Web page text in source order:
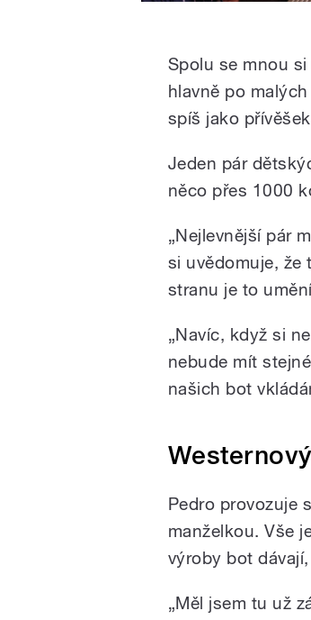
Spolu se mnou
hlavně po
spíš jako
Jeden pár
něco přes 1000
„Nejlevnější pár
si uvědomuje, že
stranu je to
„Navíc, když si
nebude mít
našich bot
Pedro provozuje
manželkou. Vše
výroby bot
„Měl jsem tu už